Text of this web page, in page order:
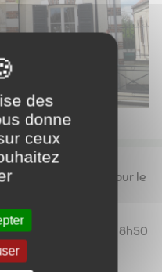
d'inscription pour le
enfants de 7h30 à 8h50
18h15.
des
donne
ceux